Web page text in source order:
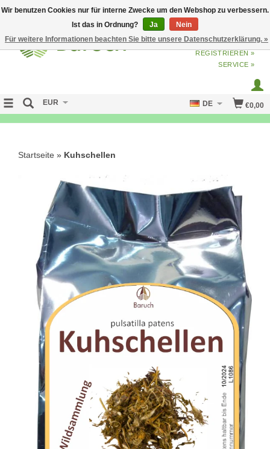
ANMELDENODERJETZT
REGISTRIEREN »
SERVICE »
€0,00
EUR DE
Startseite » Kuhschellen
Wir benutzen Cookies nur für interne Zwecke um den Webshop zu verbessern.
Ist das in Ordnung?
Ja
Nein
Für weitere Informationen beachten Sie bitte unsere Datenschutzerklärung. »